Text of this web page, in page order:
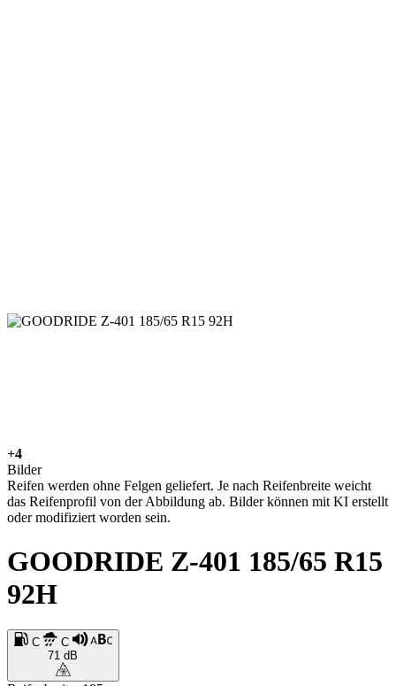
+4
Bilder
Reifen werden ohne Felgen geliefert. Je nach Reifenbreite weicht
das Reifenprofil von der Abbildung ab. Bilder können mit KI erstellt
oder modifiziert worden sein.
GOODRIDE Z-401 185/65 R15
92H
C
C
71 dB